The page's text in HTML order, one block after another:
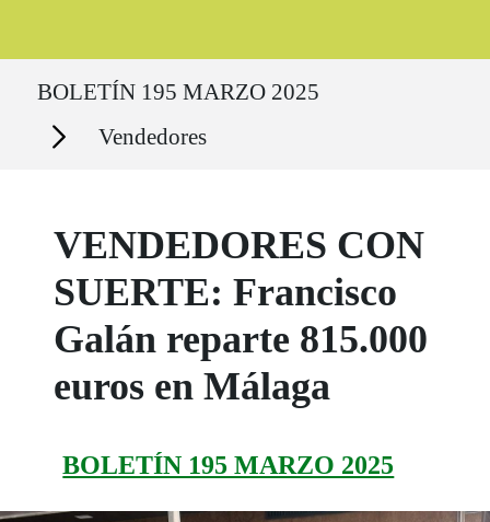
BOLETÍN 195 MARZO 2025
Secciones Vendedores
VENDEDORES CON
SUERTE: Francisco
Galán reparte 815.000
euros en Málaga
BOLETÍN 195 MARZO 2025